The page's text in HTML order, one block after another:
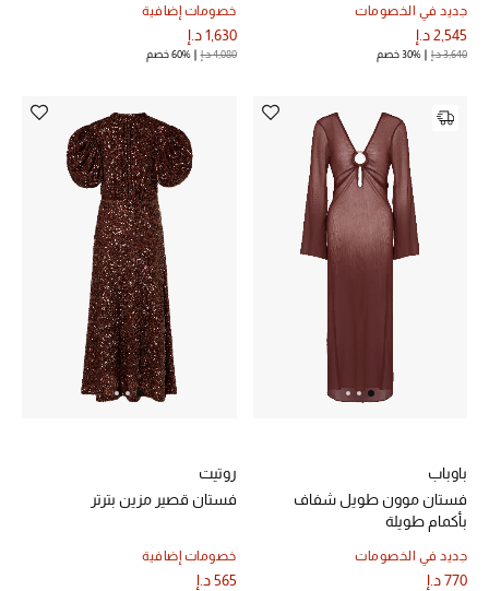
جديد في الخصومات
2,545 د.إ
3,640 د.إ 30% خصم
خصومات إضافية
1,630 د.إ
4,080 د.إ 60% خصم
باوباب
فستان موون طويل شفاف
بأكمام طويلة
جديد في الخصومات
770 د.إ
روتيت
فستان قصير مزين بترتر
خصومات إضافية
565 د.إ